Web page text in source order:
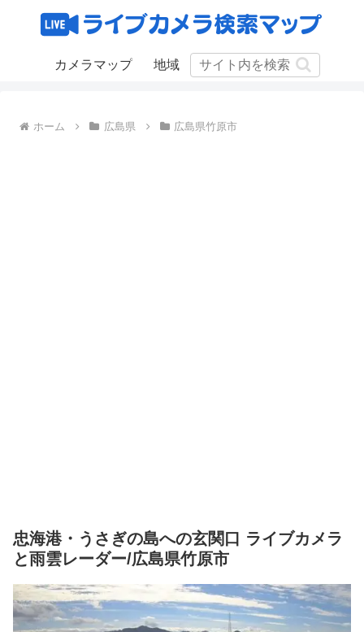
カメラマップ 地域
ホーム 広島県 広島県竹原市
忠海港・うさぎの島への玄関口 ライブカメラ
と雨雲レーダー/広島県竹原市